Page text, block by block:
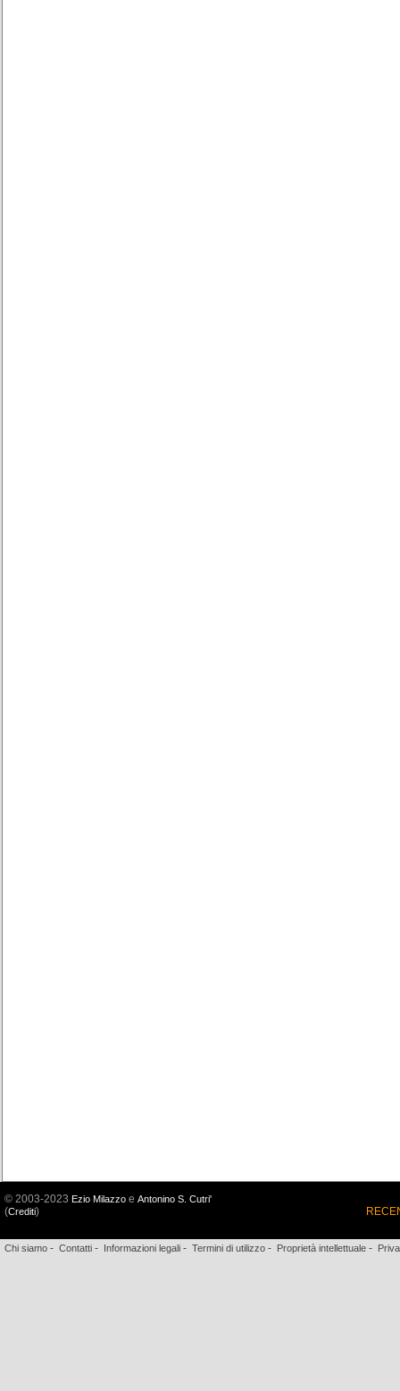
© 2003-2023 Ezio Milazzo e Antonino S. Cutri'
(Crediti)
Chi siamo - Contatti - Informazioni legali - Termini di utilizzo - Proprietà intellettuale -